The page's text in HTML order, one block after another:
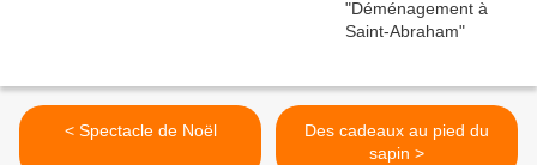
< Spectacle de Noël
Des cadeaux au pied du
sapin >